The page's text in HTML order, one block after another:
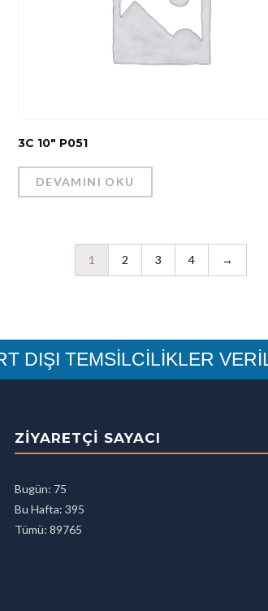
3C 10″ P051
DEVAMINI OKU
1 2 3 4 →
DIŞI TEMSİLCİLİKLER
ZIYARETÇI SAYACI
Bugün: 75
Bu Hafta: 395
Tümü: 89765